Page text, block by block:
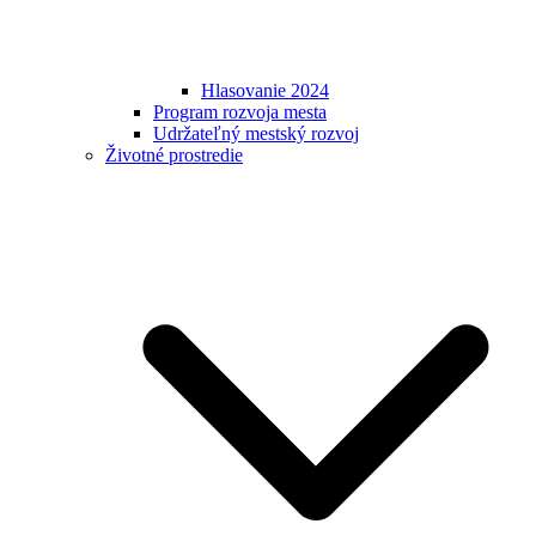
Hlasovanie 2024
Program rozvoja mesta
Udržateľný mestský rozvoj
Životné prostredie